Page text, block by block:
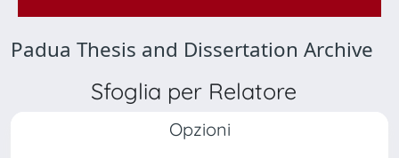
Padua Thesis and Dissertation Archive
Sfoglia per Relatore
Opzioni